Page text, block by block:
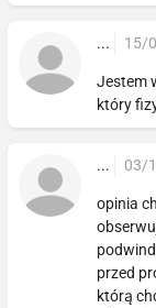
... 15/
Jestem
który
... 03/
opinia
przed
którą